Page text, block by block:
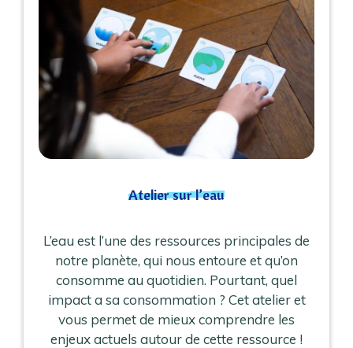
Atelier sur l’eau
L’eau est l’une des ressources principales de
notre planète, qui nous entoure et qu’on
consomme au quotidien. Pourtant, quel
impact a sa consommation ? Cet atelier et
vous permet de mieux comprendre les
enjeux actuels autour de cette ressource !